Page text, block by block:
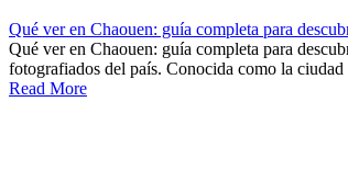
Qué ver en Chaouen: guía completa para
Qué ver en Chaouen: guía completa para
fotografiados del país. Conocida como la ciudad
Read More